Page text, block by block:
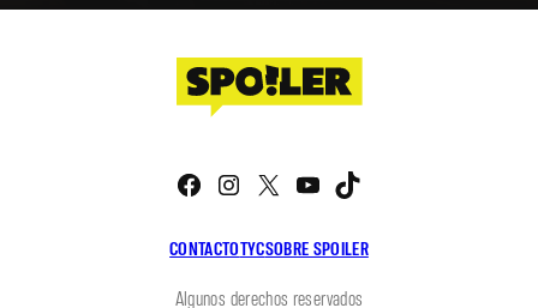
CONTACTOTYCSOBRE SPOILER
Facebook
Instagram
X YouTube
Algunos derechos reservados